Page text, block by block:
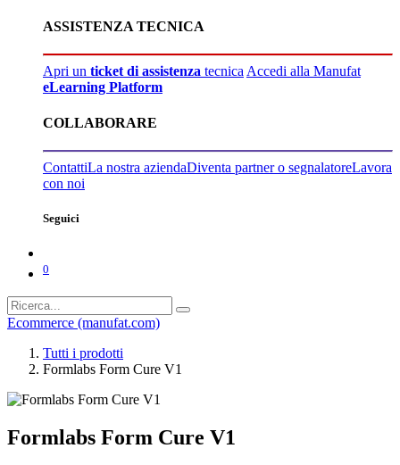
ASSISTENZA TECNICA
Apri un ticket di assistenza tecnicaAccedi alla Manufat
eLearning Platform
COLLABORARE
ContattiLa nostra aziendaDiventa partner o segnalatoreLavora
con noi
Seguici
0
Ecommerce (manufat.com)
Tutti i prodotti
Formlabs Form Cure V1
Formlabs Form Cure V1